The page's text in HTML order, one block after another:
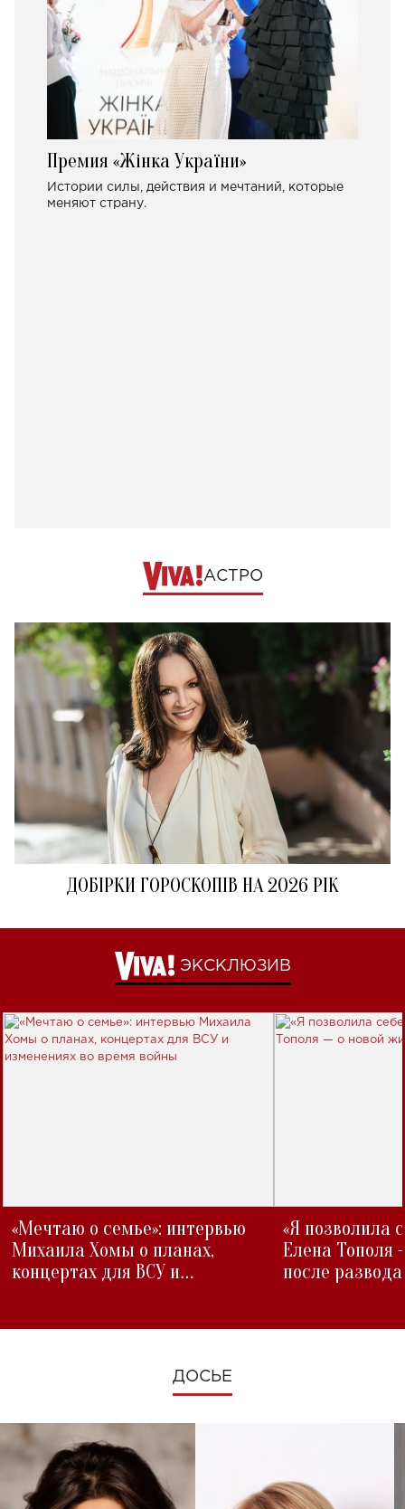
Премия «Жінка України»
Истории силы, действия и мечтаний, которые
меняют страну.
АСТРО
ДОБІРКИ ГОРОСКОПІВ НА 2026 РІК
ЭКСКЛЮЗИВ
«Мечтаю о семье»: интервью
Михаила Хомы о планах,
концертах для ВСУ и
«Я позволила
Елена Тополя
после развода
ДОСЬЕ